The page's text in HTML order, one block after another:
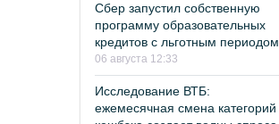
Сбер запустил собственную
программу образовательных
кредитов с льготным периодом
06 августа 12:33
Исследование ВТБ:
ежемесячная смена категорий